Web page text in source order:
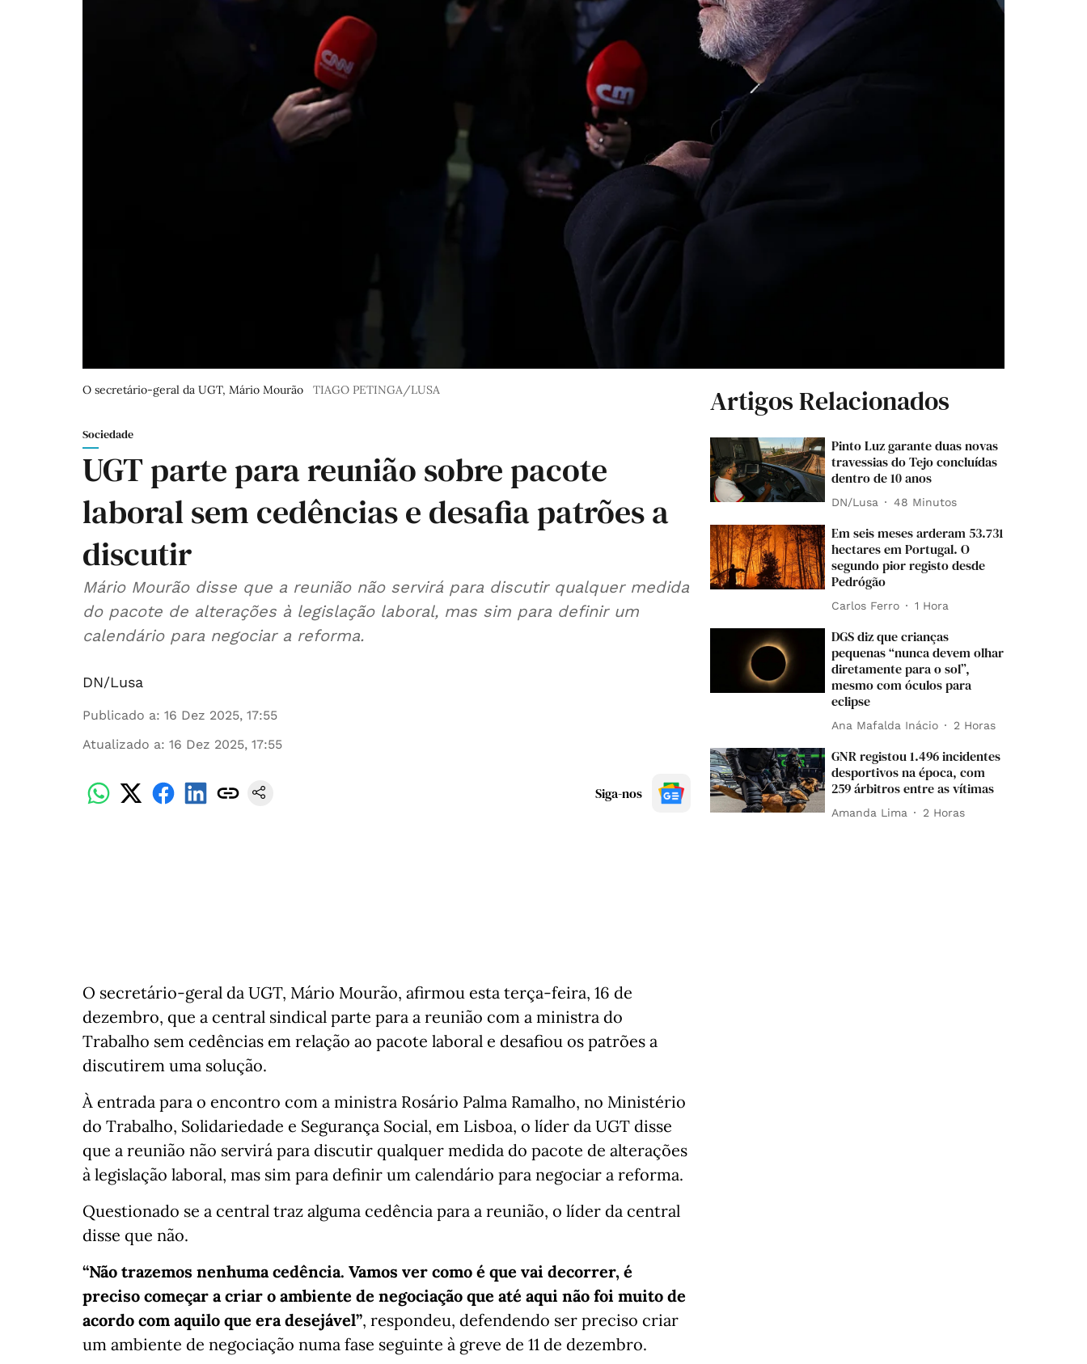
O secretário-geral da UGT, Mário Mourão TIAGO PETINGA/LUSA
Sociedade
UGT parte para reunião sobre pacote
laboral sem cedências e desafia patrões a
discutir
Mário Mourão disse que a reunião não servirá para discutir qualquer medida
do pacote de alterações à legislação laboral, mas sim para definir um
calendário para negociar a reforma.
DN/Lusa
Publicado a: 16 Dez 2025, 17:55
Atualizado a: 16 Dez 2025, 17:55
Siga-nos
O secretário-geral da UGT, Mário Mourão, afirmou esta terça-feira, 16 de
dezembro, que a central sindical parte para a reunião com a ministra do
Trabalho sem cedências em relação ao pacote laboral e desafiou os patrões a
discutirem uma solução.
À entrada para o encontro com a ministra Rosário Palma Ramalho, no Ministério
do Trabalho, Solidariedade e Segurança Social, em Lisboa, o líder da UGT disse
que a reunião não servirá para discutir qualquer medida do pacote de alterações
à legislação laboral, mas sim para definir um calendário para negociar a reforma.
Questionado se a central traz alguma cedência para a reunião, o líder da central
disse que não.
“Não trazemos nenhuma cedência. Vamos ver como é que vai decorrer, é
preciso começar a criar o ambiente de negociação que até aqui não foi muito de
acordo com aquilo que era desejável”, respondeu, defendendo ser preciso criar
um ambiente de negociação numa fase seguinte à greve de 11 de dezembro.
Artigos Relacionados
Pinto Luz garante duas novas
travessias do Tejo concluídas
dentro de 10 anos
DN/Lusa 48 Minutos
Em seis meses arderam 53.731
hectares em Portugal. O
segundo pior registo desde
Pedrógão
Carlos Ferro 1 Hora
DGS diz que crianças
pequenas “nunca devem olhar
diretamente para o sol”,
mesmo com óculos para
eclipse
Ana Mafalda Inácio 2 Horas
GNR registou 1.496 incidentes
desportivos na época, com
259 árbitros entre as vítimas
Amanda Lima 2 Horas